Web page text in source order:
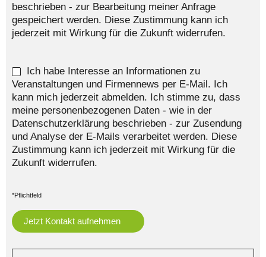
beschrieben - zur Bearbeitung meiner Anfrage
gespeichert werden. Diese Zustimmung kann ich
jederzeit mit Wirkung für die Zukunft widerrufen.
Ich habe Interesse an Informationen zu
Veranstaltungen und Firmennews per E-Mail. Ich
kann mich jederzeit abmelden. Ich stimme zu, dass
meine personenbezogenen Daten - wie in der
Datenschutzerklärung beschrieben - zur Zusendung
und Analyse der E-Mails verarbeitet werden. Diese
Zustimmung kann ich jederzeit mit Wirkung für die
Zukunft widerrufen.
*Pflichtfeld